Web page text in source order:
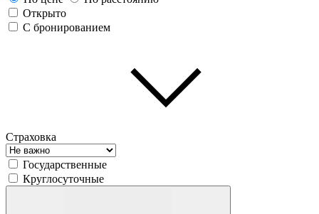
Открыто
С бронированием
Страховка
Государственные
Круглосуточные